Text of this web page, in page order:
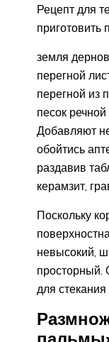
Рецепт для
земля
перегной
перегной из
песок
Добавляют
обойтись
раздавив
керамзит,
Поскольку
невысокий,
просторный.
для